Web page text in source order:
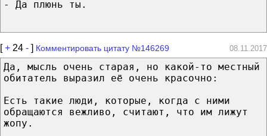
- Да плюнь ты.
[+ 24 - ] Комментировать цитату №146269 08.11.2017
Да, мысль очень старая, но какой-то местный
обитатель выразил её очень красочно:
Есть такие люди, которые, когда с ними
обращаются вежливо, считают, что им лижут
жопу.